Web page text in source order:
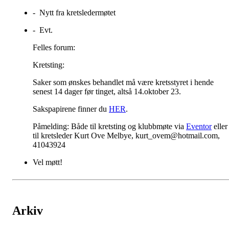
- Nytt fra kretsledermøtet
- Evt.
Felles forum:
Kretsting:
Saker som ønskes behandlet må være kretsstyret i hende
senest 14 dager før tinget, altså 14.oktober 23.
Sakspapirene finner du HER.
Påmelding: Både til kretsting og klubbmøte via Eventor eller
til kretsleder Kurt Ove Melbye, kurt_ovem@hotmail.com,
41043924
Vel møtt!
Arkiv